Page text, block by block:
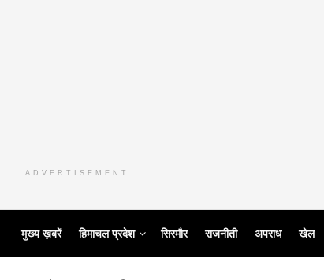
ADVERTISEMENT
मुख्य ख़बरें हिमाचल प्रदेश सिरमौर राजनीती अपराध खेल